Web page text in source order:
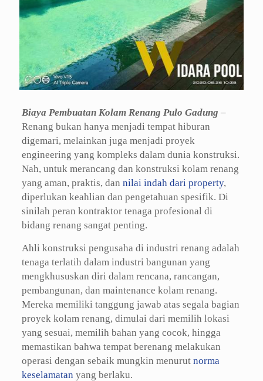
Biaya Pembuatan Kolam Renang Pulo Gadung –
Renang bukan hanya menjadi tempat hiburan
digemari, melainkan juga menjadi proyek
engineering yang kompleks dalam dunia konstruksi.
Nah, untuk merancang dan konstruksi kolam renang
yang aman, praktis, dan nilai indah dari property,
diperlukan keahlian dan pengetahuan spesifik. Di
sinilah peran kontraktor tenaga profesional di
bidang renang sangat penting.
Ahli konstruksi pengusaha di industri renang adalah
tenaga terlatih dalam industri bangunan yang
mengkhususkan diri dalam rencana, rancangan,
pembangunan, dan maintenance kolam renang.
Mereka memiliki tanggung jawab atas segala bagian
proyek kolam renang, dimulai dari memilih lokasi
yang sesuai, memilih bahan yang cocok, hingga
memastikan bahwa tempat berenang melakukan
operasi dengan sebaik mungkin menurut norma
keselamatan yang berlaku.